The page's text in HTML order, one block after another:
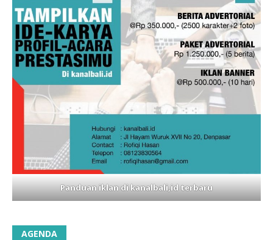
Panduan iklan di kanalbali,id terbaru
AGENDA